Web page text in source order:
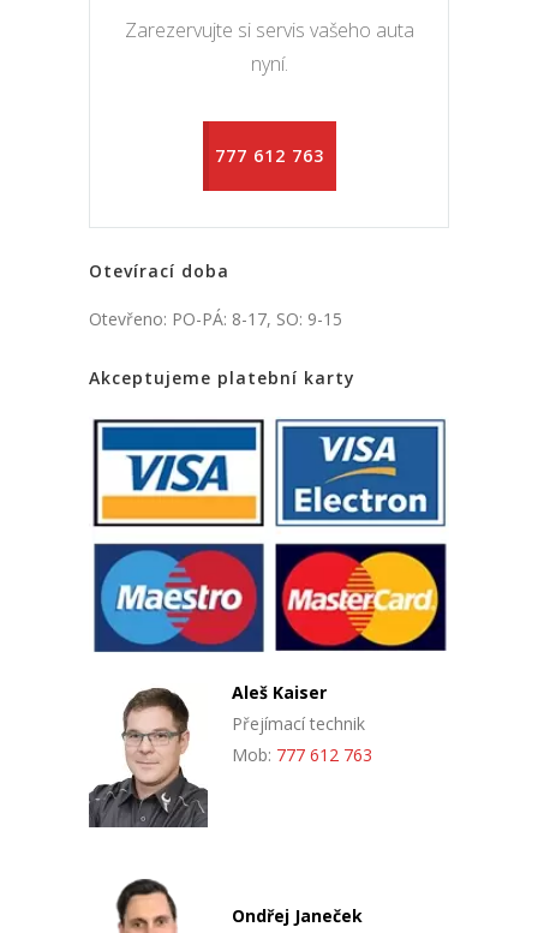
Zarezervujte si servis vašeho auta
nyní.
777 612 763
Otevírací doba
Otevřeno: PO-PÁ: 8-17, SO: 9-15
Akceptujeme platební karty
Aleš Kaiser
Přejímací technik
Mob: 777 612 763
Ondřej Janeček